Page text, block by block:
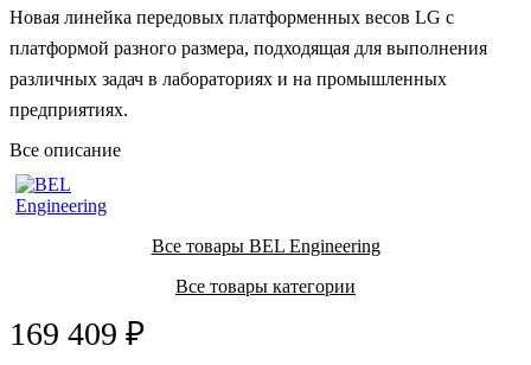
Новая линейка передовых платформенных весов LG с
платформой разного размера, подходящая для выполнения
различных задач в лабораториях и на промышленных
предприятиях.
Все описание
Все товары BEL Engineering
Все товары категории
169 409 ₽